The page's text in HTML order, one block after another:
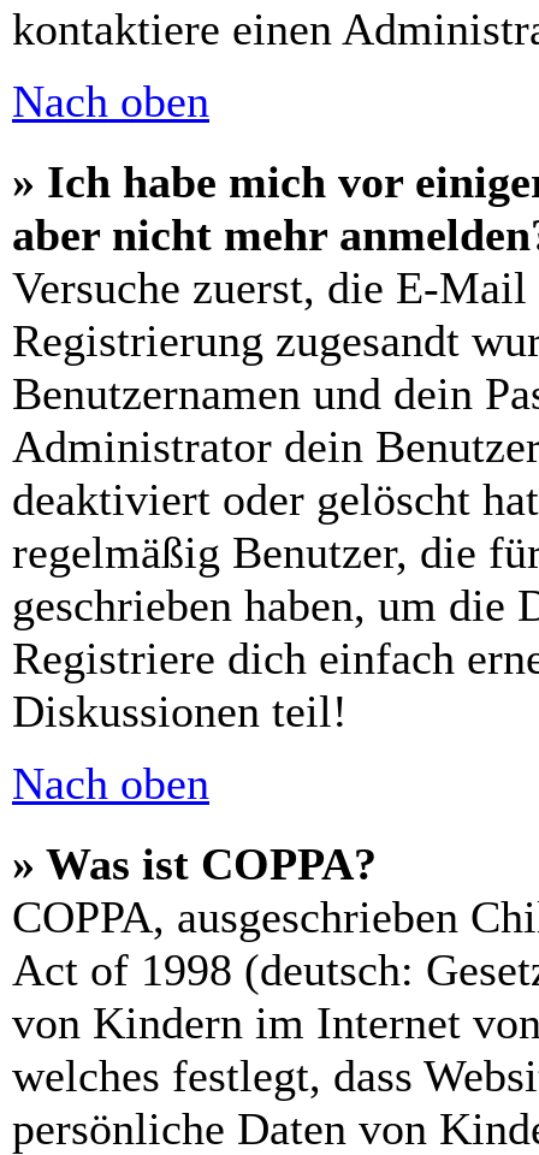
kontaktiere einen
Nach oben
» Ich habe mich vor
aber nicht mehr
Versuche zuerst, die E-
Registrierung zugesandt
Benutzernamen und dein
Administrator dein
deaktiviert oder gelöscht
regelmäßig Benutzer, die
geschrieben haben, um die
Registriere dich einfach
Diskussionen teil!
Nach oben
» Was ist COPPA?
COPPA, ausgeschrieben
Act of 1998 (deutsch:
von Kindern im Internet
welches festlegt, dass
persönliche Daten von